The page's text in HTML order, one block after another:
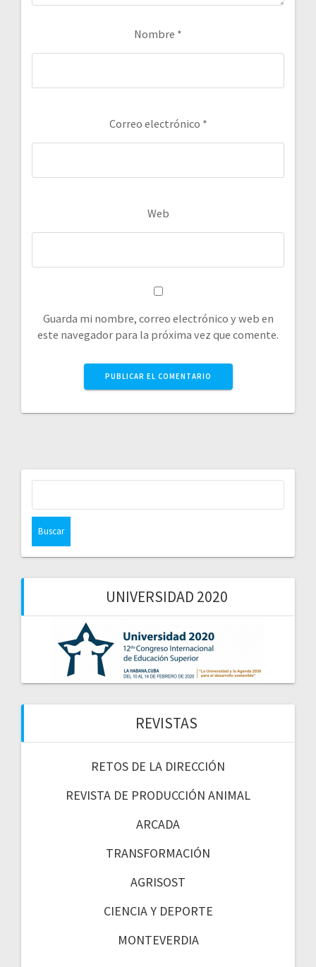
Nombre *
Correo electrónico *
Web
Guarda mi nombre, correo electrónico y web en
este navegador para la próxima vez que comente.
UNIVERSIDAD 2020
REVISTAS
RETOS DE LA DIRECCIÓN
REVISTA DE PRODUCCIÓN ANIMAL
ARCADA
TRANSFORMACIÓN
AGRISOST
CIENCIA Y DEPORTE
MONTEVERDIA